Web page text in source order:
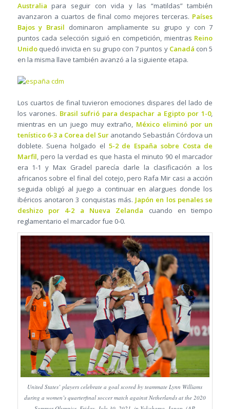
Australia para seguir con vida y las “matildas” también
avanzaron a cuartos de final como mejores terceras. Países
Bajos y Brasil dominaron ampliamente su grupo y con 7
puntos cada selección siguió en competición, mientras Reino
Unidoquedó invicta en su grupo con 7 puntos y Canadá con 5
en la misma llave también avanzó a la siguiente etapa.
Los cuartos de final tuvieron emociones dispares del lado de
los varones. Brasil sufrió para despachar a Egipto por 1-0,
mientras en un juego muy extraño, México eliminó por un
tenístico 6-3 a Corea del Sur anotando Sebastián Córdova un
doblete. Suena holgado el 5-2 de España sobre Costa de
Marfil, pero la verdad es que hasta el minuto 90 el marcador
era 1-1 y Max Gradel parecía darle la clasificación a los
africanos sobre el final del cotejo, pero Rafa Mir casi a acción
seguida obligó al juego a continuar en alargues donde los
ibéricos anotaron 3 conquistas más. Japón en los penales se
deshizo por 4-2 a Nueva Zelanda cuando en tiempo
reglamentario el marcador fue 0-0.
United States’ players celebrate a goal scored by teammate Lynn Williams
during a women’s quarterfinal soccer match against Netherlands at the 2020